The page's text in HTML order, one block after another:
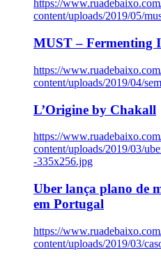
https://
content/uploads/2019/05/
MUST – Fermenting
https://
content/uploads/2019/04/
L’Origine by Chakall
https://
content/uploads/2019/03/
-335x256.jpg
Uber lança plano de
em Portugal
https://
content/uploads/2019/03/